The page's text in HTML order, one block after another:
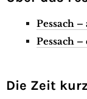
Pessach
Pessach
Die Zeit